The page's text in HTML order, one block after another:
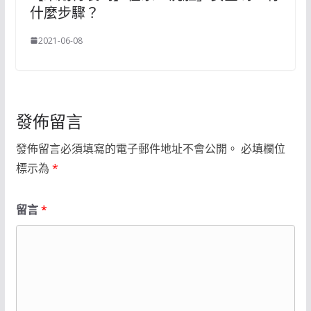
什麼步驟？
2021-06-08
發佈留言
發佈留言必須填寫的電子郵件地址不會公開。 必填欄位
標示為 *
留言*